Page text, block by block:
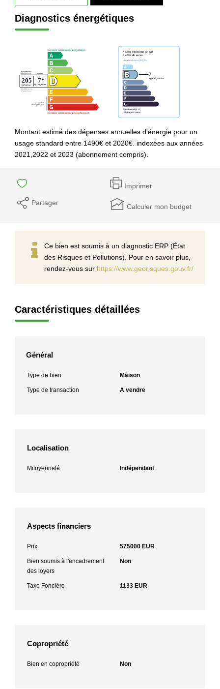
Diagnostics énergétiques
Montant estimé des dépenses annuelles d'énergie pour un
usage standard entre 1490€ et 2020€. indexées aux années
2021,2022 et 2023 (abonnement compris).
Imprimer
Partager Calculer mon budget
Ce bien est soumis à un diagnostic ERP (État
des Risques et Pollutions). Pour en savoir plus,
rendez-vous sur https://www.georisques.gouv.fr/
Caractéristiques détaillées
Général
Type de bien Maison
Type de transaction A vendre
Localisation
Mitoyenneté Indépendant
Aspects financiers
Prix 575000 EUR
Bien soumis à l'encadrement
des loyers
Non
Taxe Foncière 1133 EUR
Copropriété
Bien en copropriété Non